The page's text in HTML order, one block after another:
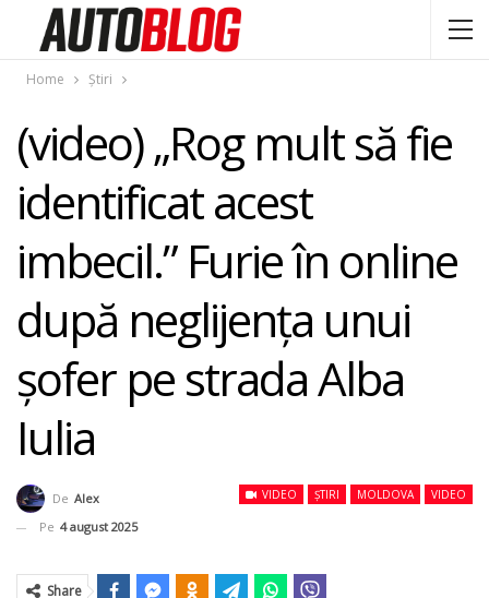
Home Știri
(video) „Rog mult să fie
identificat acest
imbecil.” Furie în online
după neglijența unui
șofer pe strada Alba
Iulia
VIDEO ȘTIRI MOLDOVA VIDEO
De Alex
Pe 4 august 2025
Share